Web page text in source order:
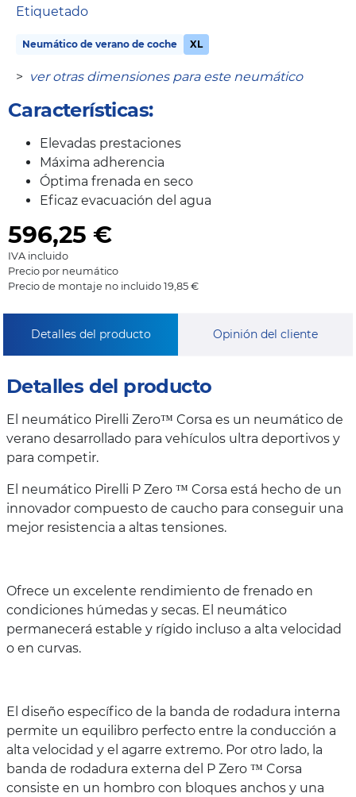
Etiquetado
Neumático de verano de coche XL
> ver otras dimensiones para este neumático
Características:
Elevadas prestaciones
Máxima adherencia
Óptima frenada en seco
Eficaz evacuación del agua
596,25 €
IVA incluido
Precio por neumático
Precio de montaje no incluido 19,85 €
Detalles del producto Opinión del cliente
Detalles del producto
El neumático Pirelli Zero™ Corsa es un neumático de
verano desarrollado para vehículos ultra deportivos y
para competir.
El neumático Pirelli P Zero ™ Corsa está hecho de un
innovador compuesto de caucho para conseguir una
mejor resistencia a altas tensiones.
Ofrece un excelente rendimiento de frenado en
condiciones húmedas y secas. El neumático
permanecerá estable y rígido incluso a alta velocidad
o en curvas.
El diseño específico de la banda de rodadura interna
permite un equilibro perfecto entre la conducción a
alta velocidad y el agarre extremo. Por otro lado, la
banda de rodadura externa del P Zero ™ Corsa
consiste en un hombro con bloques anchos y una